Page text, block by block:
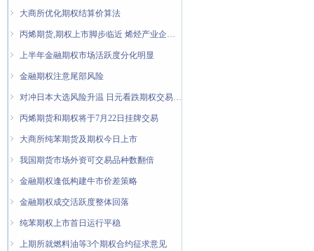
ꁇ 大商所优化期权结算价算法
ꁇ
ꁇ 上半年金融期权市场活跃度分化明显
ꁇ 金融期权注意尾部风险
ꁇ
ꁇ 丙烯期货和期权将于7月22日挂牌交易
ꁇ 大商所纯苯期货及期权今日上市
ꁇ 我国期货市场外资可交易品种数翻倍
ꁇ 金融期权逢低构建牛市价差策略
ꁇ 金融期权成交活跃度整体回落
ꁇ 纯苯期权上市首日运行平稳
ꁇ 上期所就燃料油等3个期权合约征求意见